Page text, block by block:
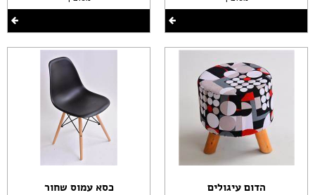
הדום עיגולים כסא עמוס שחור